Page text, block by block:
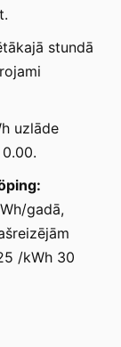
stundā
uzlāde
gadā,
/kWh 30